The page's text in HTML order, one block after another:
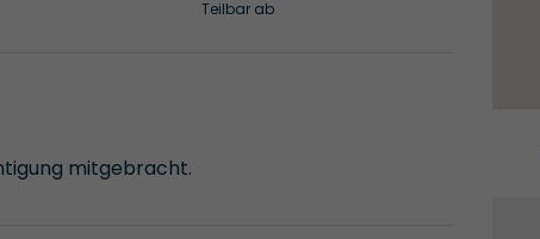
Teilbar ab
mitgebracht.